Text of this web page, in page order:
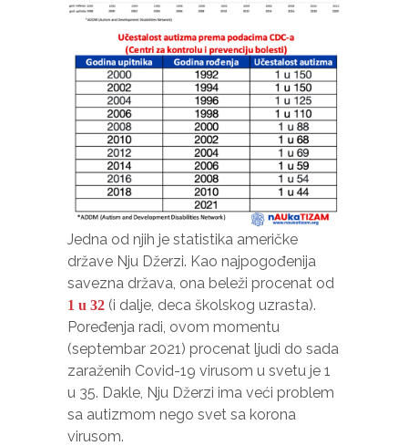
Jedna od njih je statistika američke
države Nju Džerzi. Kao najpogođenija
savezna država, ona beleži procenat od
1 u 32 (i dalje, deca školskog uzrasta).
Poređenja radi, ovom momentu
(septembar 2021) procenat ljudi do sada
zaraženih Covid-19 virusom u svetu je 1
u 35. Dakle, Nju Džerzi ima veći problem
sa autizmom nego svet sa korona
virusom.
našu stranicu,
povećavate
šanse da
vidite
personalizirani
sadržaj i
ponude.